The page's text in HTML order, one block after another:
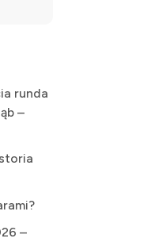
runda
–
–